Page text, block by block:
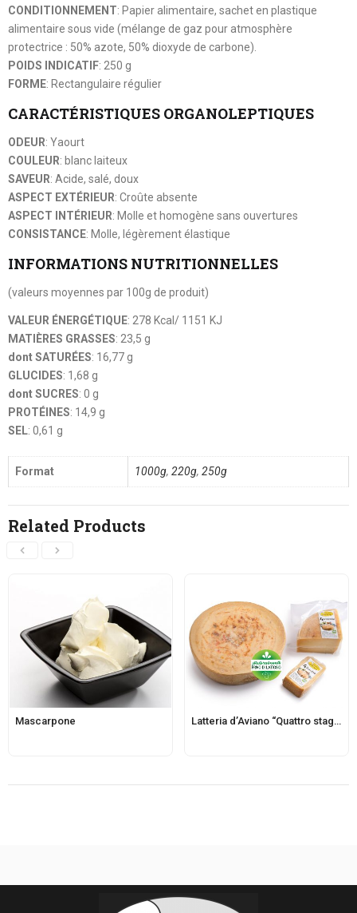
CONDITIONNEMENT: Papier alimentaire, sachet en plastique
alimentaire sous vide (mélange de gaz pour atmosphère
protectrice : 50% azote, 50% dioxyde de carbone).
POIDS INDICATIF: 250 g
FORME: Rectangulaire régulier
CARACTÉRISTIQUES ORGANOLEPTIQUES
ODEUR: Yaourt
COULEUR: blanc laiteux
SAVEUR: Acide, salé, doux
ASPECT EXTÉRIEUR: Croûte absente
ASPECT INTÉRIEUR: Molle et homogène sans ouvertures
CONSISTANCE: Molle, légèrement élastique
INFORMATIONS NUTRITIONNELLES
(valeurs moyennes par 100g de produit)
VALEUR ÉNERGÉTIQUE: 278 Kcal/ 1151 KJ
MATIÈRES GRASSES: 23,5 g
dont SATURÉES: 16,77 g
GLUCIDES: 1,68 g
dont SUCRES: 0 g
PROTÉINES: 14,9 g
SEL: 0,61 g
Format 1000g, 220g, 250g
Related Products
Mascarpone Latteria d’Aviano “Quattro stagioni”